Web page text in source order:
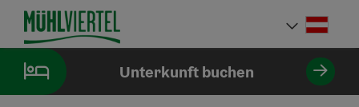
Zum InhaltAccesskey
[0]
Zur Navigation
Zum Seitenanfang
Zur Kontaktseite
Zur SucheAccesskey
[4]
Zum Impressum
Zu den Hinweisen zur Bedienung der Website Accesskey
Zur StartseiteAccesskey
[7]
Unterkunft buchen